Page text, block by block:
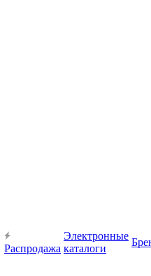
Распродажа
Электронные
каталоги